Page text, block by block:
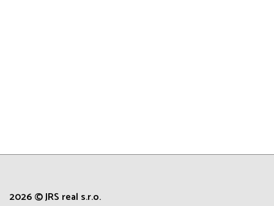
2026 © JRS real s.r.o.